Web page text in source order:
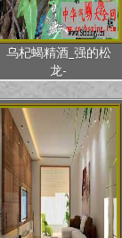
乌杞蝎精酒_强的松
龙-